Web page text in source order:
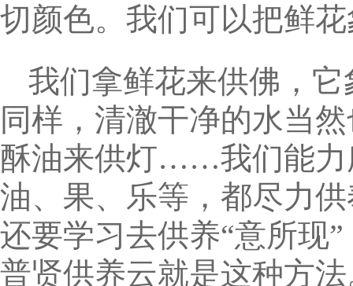
切颜色。我们可以把鲜
我们拿鲜花来供佛，
同样，清澈干净的水当
酥油来供灯……我们能力
油、果、乐等，都尽力
还要学习去供养“意所现
普贤供养云就是这种方